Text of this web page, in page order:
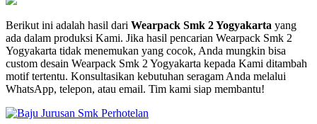
quality
Wearpack
Smk
Warga
vocational
school
for
Berikut ini adalah hasil dari Wearpack Smk 2 Yogyakarta yang
ada dalam produksi Kami. Jika hasil pencarian Wearpack Smk 2
Yogyakarta tidak menemukan yang cocok, Anda mungkin bisa
custom desain Wearpack Smk 2 Yogyakarta kepada Kami ditambah
motif tertentu. Konsultasikan kebutuhan seragam Anda melalui
WhatsApp, telepon, atau email. Tim kami siap membantu!